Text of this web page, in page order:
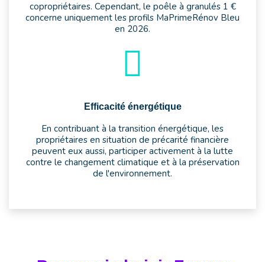
copropriétaires. Cependant, le poêle à granulés 1 €
concerne uniquement les profils MaPrimeRénov Bleu
en 2026.
Efficacité énergétique
En contribuant à la transition énergétique, les
propriétaires en situation de précarité financière
peuvent eux aussi, participer activement à la lutte
contre le changement climatique et à la préservation
de l'environnement.